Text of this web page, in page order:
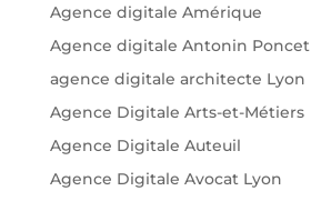
Agence digitale Amérique
Agence digitale Antonin Poncet
agence digitale architecte Lyon
Agence Digitale Arts-et-Métiers
Agence Digitale Auteuil
Agence Digitale Avocat Lyon